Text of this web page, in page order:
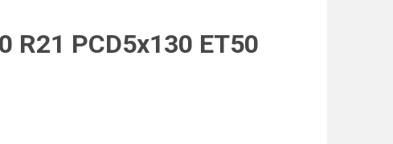
R21 PCD5x130 ET50